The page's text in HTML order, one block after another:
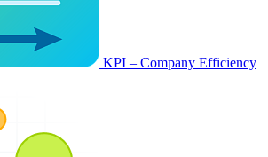
KPI – Company Efficiency